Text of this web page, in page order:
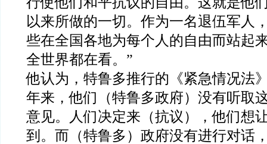
以来所做的一切。作为一名退伍军人
些在全国各地为每个人的自由而站起
全世界都在看。 ”
他认为，特鲁多推行的《紧急情况法
年来，他们（特鲁多政府）没有听取
意见。人们决定来（抗议），他们想
到。而（特鲁多）政府没有进行对话